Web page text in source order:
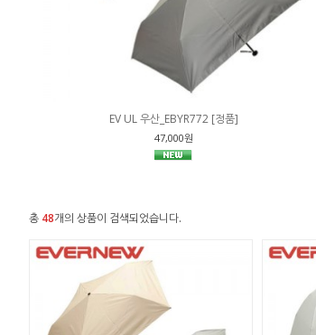
EV UL 우산_EBYR772 [정품]
47,000원
총 48개의 상품이 검색되었습니다.